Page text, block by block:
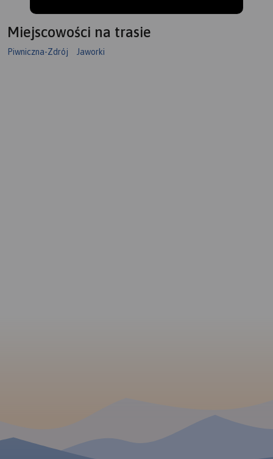
Miejscowości na trasie
Piwniczna-Zdrój Jaworki